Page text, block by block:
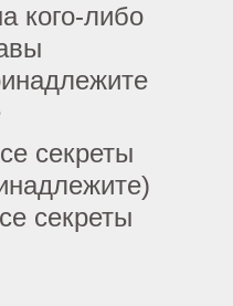
кого-либо
секреты
секреты